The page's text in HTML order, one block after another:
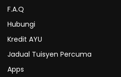
F.A.Q
Hubungi
Kredit AYU
Jadual Tuisyen Percuma
Apps